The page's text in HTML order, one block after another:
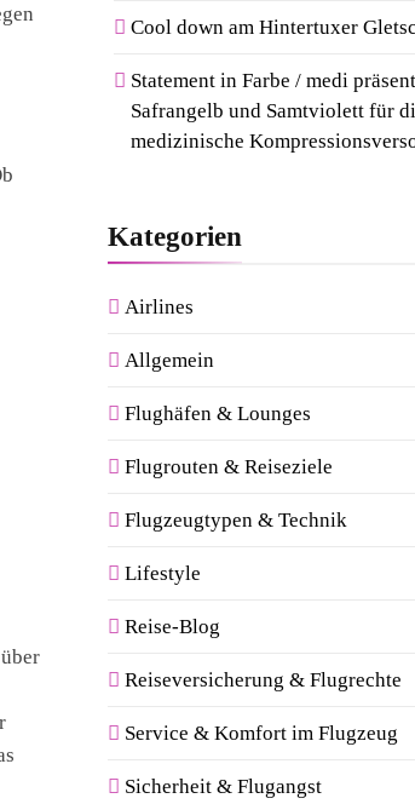
Cool down am Hintertuxer
Statement in Farbe / medi
Safrangelb und Samtviolett für
medizinische
Kategorien
Airlines
Allgemein
Flughäfen & Lounges
Flugrouten & Reiseziele
Flugzeugtypen & Technik
Lifestyle
Reise-Blog
Reiseversicherung & Flugrechte
Service & Komfort im Flugzeug
Sicherheit & Flugangst